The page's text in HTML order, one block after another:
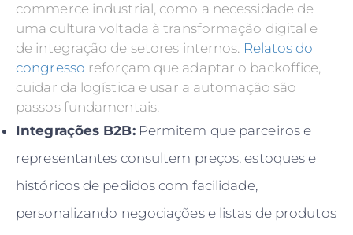
commerce industrial, como a necessidade de
uma cultura voltada à transformação digital e
de integração de setores internos. Relatos do
congresso reforçam que adaptar o backoffice,
cuidar da logística e usar a automação são
passos fundamentais.
Integrações B2B:Permitem que parceiros e
representantes consultem preços, estoques e
históricos de pedidos com facilidade,
personalizando negociações e listas de produtos